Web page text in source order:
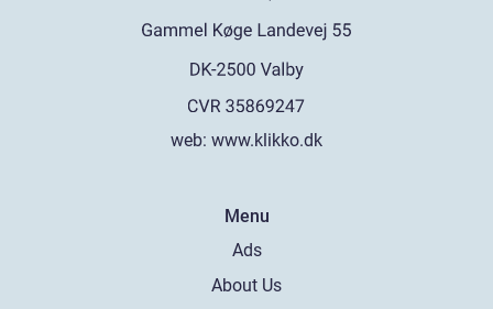
web: www.klikko.dk
Menu
Ads
About Us